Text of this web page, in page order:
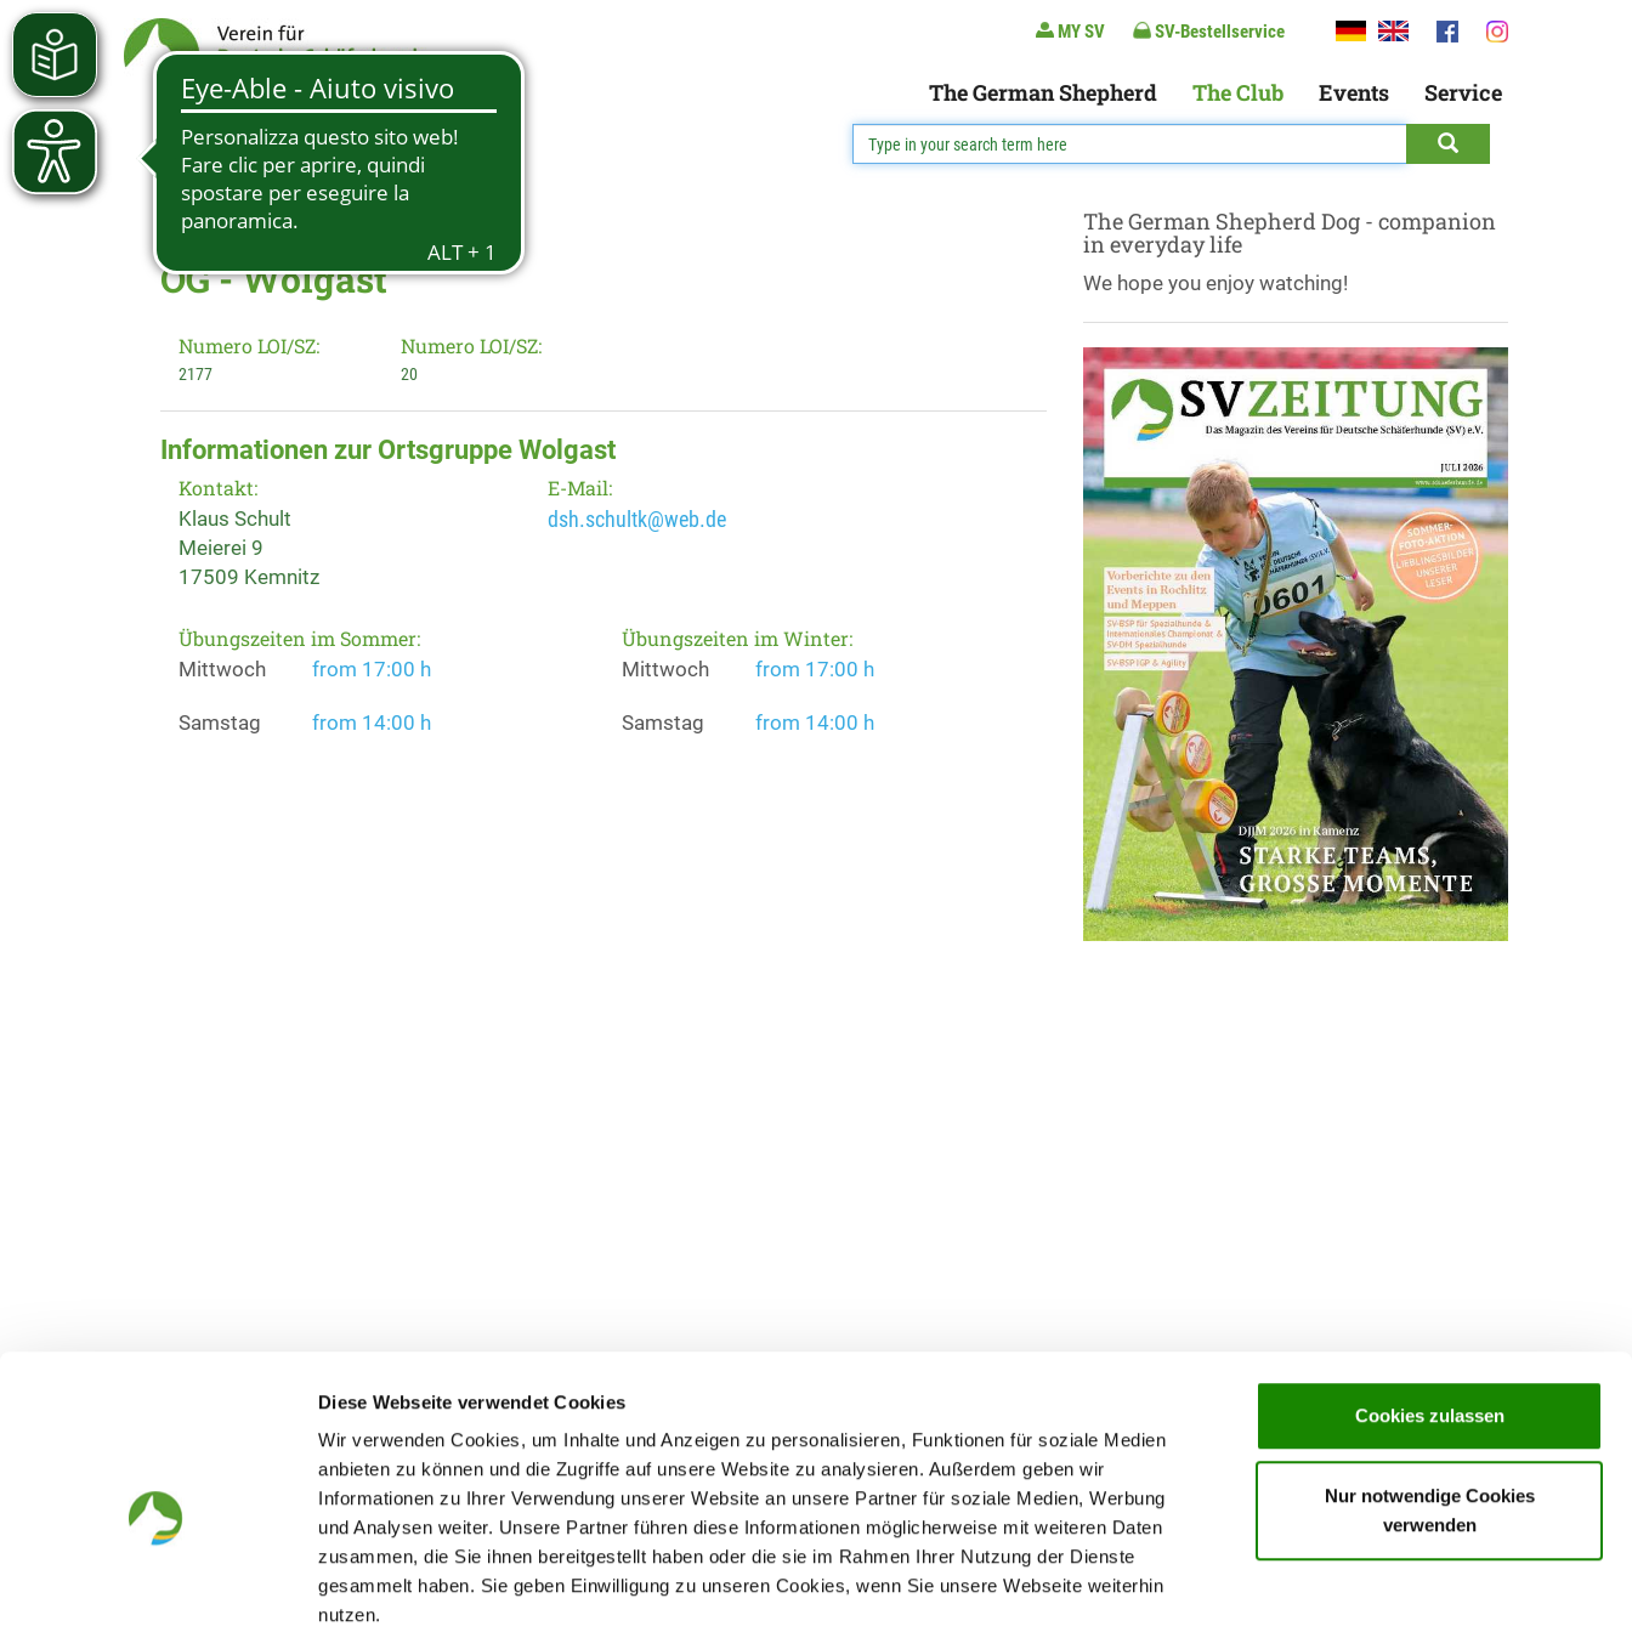
Diese Webseite verwendet Cookies
Wir verwenden Cookies, um Inhalte und Anzeigen zu personalisieren, Funktionen für soziale Medien
anbieten zu können und die Zugriffe auf unsere Website zu analysieren. Außerdem geben wir
Informationen zu Ihrer Verwendung unserer Website an unsere Partner für soziale Medien, Werbung
und Analysen weiter. Unsere Partner führen diese Informationen möglicherweise mit weiteren Daten
zusammen, die Sie ihnen bereitgestellt haben oder die sie im Rahmen Ihrer Nutzung der Dienste
gesammelt haben. Sie geben Einwilligung zu unseren Cookies, wenn Sie unsere Webseite weiterhin
nutzen.
Cookies zulassen
Nur notwendige Cookies
verwenden
MY SV SV-Bestellservice
The German Shepherd The Club Events Service
OG - Wolgast
Numero LOI/SZ:
2177
Numero LOI/SZ:
20
Informationen zur Ortsgruppe Wolgast
Kontakt:
Klaus Schult
Meierei 9
17509 Kemnitz
E-Mail:
dsh.schultk@web.de
Übungszeiten im Sommer:
Mittwoch from 17:00 h
Samstag from 14:00 h
Übungszeiten im Winter:
Mittwoch from 17:00 h
Samstag from 14:00 h
The German Shepherd Dog - companion
in everyday life
We hope you enjoy watching!
The German Shepherd
Everything about the breed
Breeding and upbringing
Helper and saviour
The Club
Structur
SV magazine
Events
Association's main events
Supra-regional events VDH/FCI
Service
Become a member
Paymentsystem